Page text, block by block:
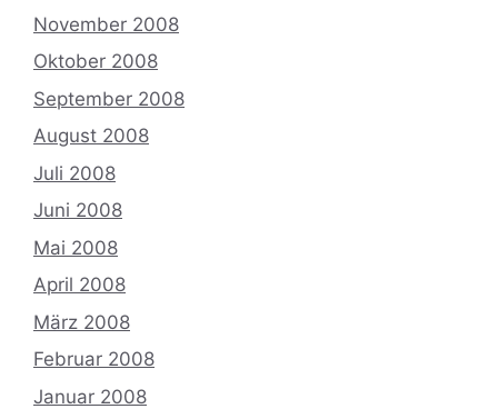
November 2008
Oktober 2008
September 2008
August 2008
Juli 2008
Juni 2008
Mai 2008
April 2008
März 2008
Februar 2008
Januar 2008